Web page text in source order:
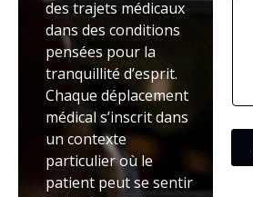
des trajets médicaux
dans des conditions
pensées pour la
tranquillité d’esprit.
Chaque déplacement
médical s’inscrit dans
un contexte
particulier où le
patient peut se sentir